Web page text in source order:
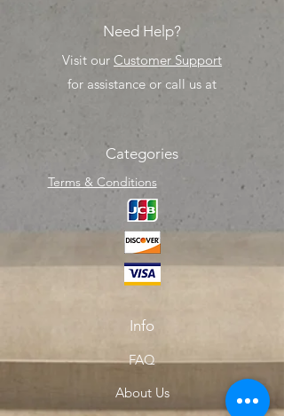
Need Help?
Visit our Customer Support
for assistance or call us at
Categories
Terms & Conditions
Info
FAQ
About Us